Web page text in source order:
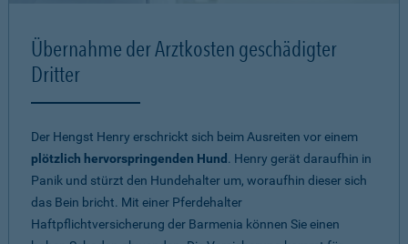
Übernahme der Arztkosten geschädigter
Dritter
Der Hengst Henry erschrickt sich beim Ausreiten vor einem
plötzlich hervorspringenden Hund . Henry gerät daraufhin in
Panik und stürzt den Hundehalter um, woraufhin dieser sich
das Bein bricht. Mit einer Pferdehalter
Haftpflichtversicherung der Barmenia können Sie einen